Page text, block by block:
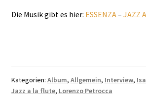
Die Musik gibt es hier: ESSENZA– JAZZ
Kategorien: Album, Allgemein, Interview,
Jazz a la flute, Lorenzo Petrocca